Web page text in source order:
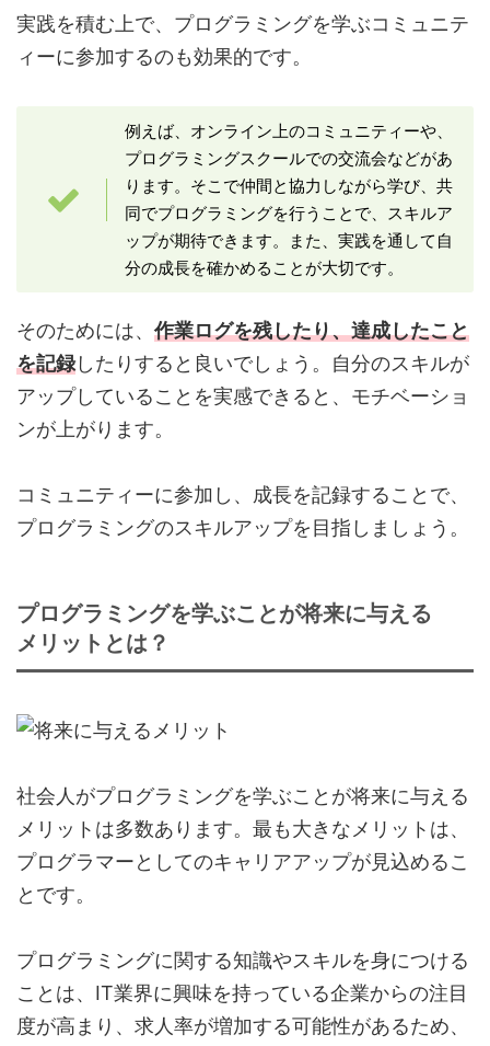
実践を積む上で、プログラミングを学ぶコミュニテ
ィーに参加するのも効果的です。
例えば、オンライン上のコミュニティーや、
プログラミングスクールでの交流会などがあ
ります。そこで仲間と協力しながら学び、共
同でプログラミングを行うことで、スキルア
ップが期待できます。また、実践を通して自
分の成長を確かめることが大切です。
そのためには、 作業ログを残したり、達成したこと
を記録したりすると良いでしょう。自分のスキルが
アップしていることを実感できると、モチベーショ
ンが上がります。
コミュニティーに参加し、成長を記録することで、
プログラミングのスキルアップを目指しましょう。
プログラミングを学ぶことが将来に与える
メリットとは？
社会人がプログラミングを学ぶことが将来に与える
メリットは多数あります。最も大きなメリットは、
プログラマーとしてのキャリアアップが見込めるこ
とです。
プログラミングに関する知識やスキルを身につける
ことは、IT業界に興味を持っている企業からの注目
度が高まり、求人率が増加する可能性があるため、